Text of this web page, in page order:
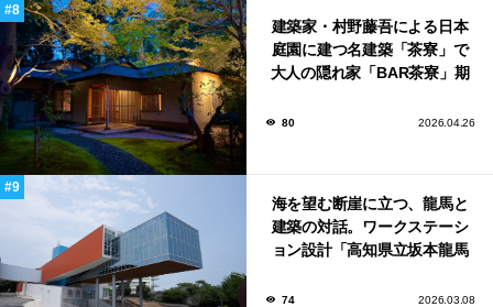
建築家・村野藤吾による日本
庭園に建つ名建築「茶寮」で
大人の隠れ家「BAR茶寮」期
80 2026.04.26
海を望む断崖に立つ、龍馬と
建築の対話。ワークステーシ
ョン設計「高知県立坂本龍馬
74 2026.03.08